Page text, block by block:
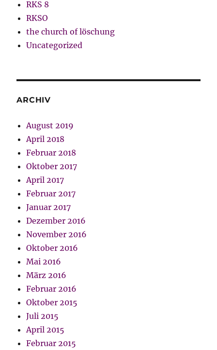
RKS 8
RKSO
the church of löschung
Uncategorized
ARCHIV
August 2019
April 2018
Februar 2018
Oktober 2017
April 2017
Februar 2017
Januar 2017
Dezember 2016
November 2016
Oktober 2016
Mai 2016
März 2016
Februar 2016
Oktober 2015
Juli 2015
April 2015
Februar 2015